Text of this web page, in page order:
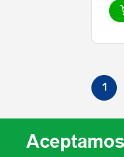
1